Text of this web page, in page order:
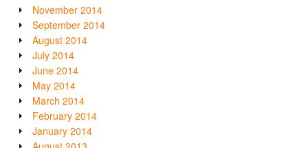
November 2014
September 2014
August 2014
July 2014
June 2014
May 2014
March 2014
February 2014
January 2014